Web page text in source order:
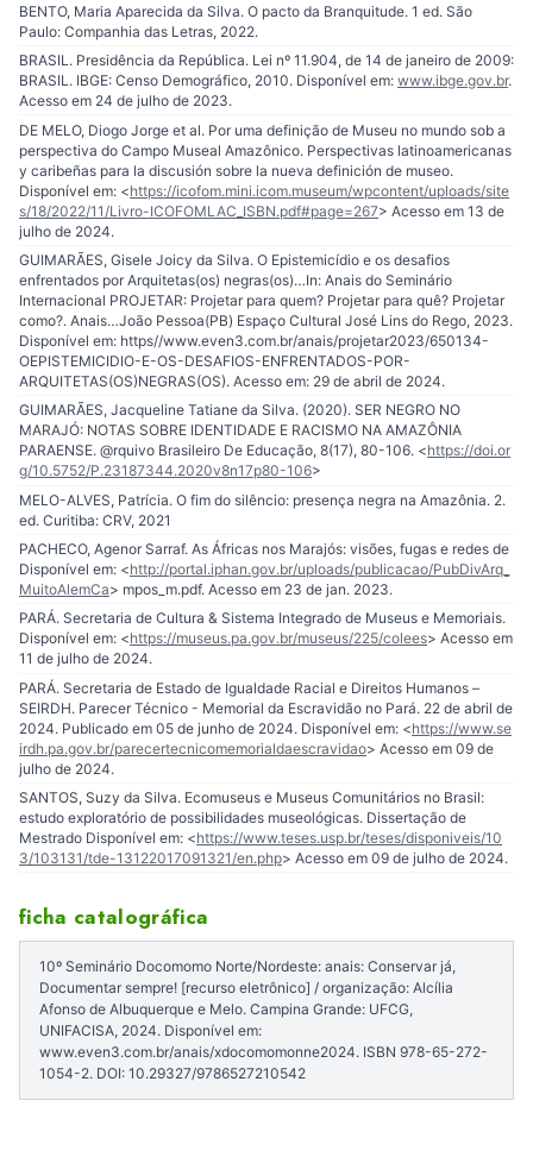
BENTO, Maria Aparecida da Silva. O pacto da Branquitude. 1 ed. São
Paulo: Companhia das Letras, 2022.
BRASIL. Presidência da República. Lei nº 11.904, de 14 de janeiro de 2009:
BRASIL. IBGE: Censo Demográfico, 2010. Disponível em: www.ibge.gov.br.
Acesso em 24 de julho de 2023.
DE MELO, Diogo Jorge et al. Por uma definição de Museu no mundo sob a
perspectiva do Campo Museal Amazônico. Perspectivas latinoamericanas
y caribeñas para la discusión sobre la nueva definición de museo.
Disponível em: <https://icofom.mini.icom.museum/wpcontent/uploads/site
s/18/2022/11/Livro-ICOFOMLAC_ISBN.pdf#page=267> Acesso em 13 de
julho de 2024.
GUIMARÃES, Gisele Joicy da Silva. O Epistemicídio e os desafios
enfrentados por Arquitetas(os) negras(os)…In: Anais do Seminário
Internacional PROJETAR: Projetar para quem? Projetar para quê? Projetar
como?. Anais…João Pessoa(PB) Espaço Cultural José Lins do Rego, 2023.
Disponível em: https//www.even3.com.br/anais/projetar2023/650134-
OEPISTEMICIDIO-E-OS-DESAFIOS-ENFRENTADOS-POR-
ARQUITETAS(OS)NEGRAS(OS). Acesso em: 29 de abril de 2024.
GUIMARÃES, Jacqueline Tatiane da Silva. (2020). SER NEGRO NO
MARAJÓ: NOTAS SOBRE IDENTIDADE E RACISMO NA AMAZÔNIA
PARAENSE. @rquivo Brasileiro De Educação, 8(17), 80-106. <https://doi.or
g/10.5752/P.23187344.2020v8n17p80-106>
MELO-ALVES, Patrícia. O fim do silêncio: presença negra na Amazônia. 2.
ed. Curitiba: CRV, 2021
PACHECO, Agenor Sarraf. As Áfricas nos Marajós: visões, fugas e redes de
Disponível em: <http://portal.iphan.gov.br/uploads/publicacao/PubDivArq_
MuitoAlemCa> mpos_m.pdf. Acesso em 23 de jan. 2023.
PARÁ. Secretaria de Cultura & Sistema Integrado de Museus e Memoriais.
Disponível em: <https://museus.pa.gov.br/museus/225/colees> Acesso em
11 de julho de 2024.
PARÁ. Secretaria de Estado de Igualdade Racial e Direitos Humanos –
SEIRDH. Parecer Técnico - Memorial da Escravidão no Pará. 22 de abril de
2024. Publicado em 05 de junho de 2024. Disponível em: <https://www.se
irdh.pa.gov.br/parecertecnicomemorialdaescravidao> Acesso em 09 de
julho de 2024.
SANTOS, Suzy da Silva. Ecomuseus e Museus Comunitários no Brasil:
estudo exploratório de possibilidades museológicas. Dissertação de
Mestrado Disponível em: <https://www.teses.usp.br/teses/disponiveis/10
3/103131/tde-13122017091321/en.php> Acesso em 09 de julho de 2024.
ficha catalográfica
10º Seminário Docomomo Norte/Nordeste: anais: Conservar já,
Documentar sempre! [recurso eletrônico] / organização: Alcília
Afonso de Albuquerque e Melo. Campina Grande: UFCG,
UNIFACISA, 2024. Disponível em:
www.even3.com.br/anais/xdocomomonne2024. ISBN 978-65-272-
1054-2. DOI: 10.29327/9786527210542